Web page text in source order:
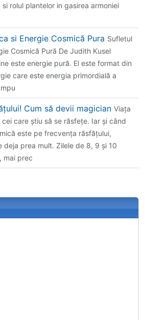
rolul plantelor in gasirea armoniei
si Energie Cosmică Pura Sufletul
Cosmică Pură De Judith Kusel
este energie pură. El este format din
care este energia primordială a
Cum să devii magician Viața
care știu să se răsfețe. Iar și când
este pe frecvența răsfățului,
deja prea mult. Zilele de 8, 9 și 10
mai prec
and functionality (left